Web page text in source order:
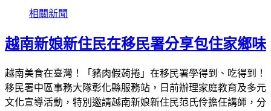
相關新聞
越南新娘新住民在移民署分享包住家鄉味
越南美食在臺灣！「豬肉假蒟捲」在移民署學得到、吃得到！
移民署中區事務大隊彰化縣服務站，日前辦理家庭教育及多元
文化宣導活動，特別邀請越南新娘新住民范氏伶擔任講師，分